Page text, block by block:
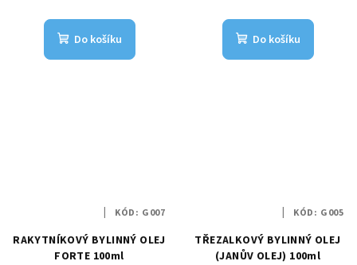
Do košíku Do košíku
RAKYTNÍKOVÝ BYLINNÝ OLEJ
FORTE 100ml
KÓD: G007
TŘEZALKOVÝ BYLINNÝ OLEJ
(JANŮV OLEJ) 100ml
KÓD: G005